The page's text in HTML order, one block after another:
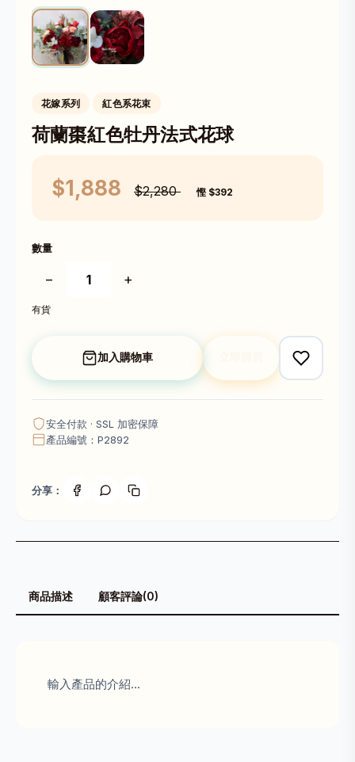
花嫁系列 紅色系花束
荷蘭棗紅色牡丹法式花球
$1,888 $2,280 慳 $392
數量
− +
有貨
加入購物車
安全付款 · SSL 加密保障
產品編號：P2892
分享：
商品描述 顧客評論(0)
輸入產品的介紹...